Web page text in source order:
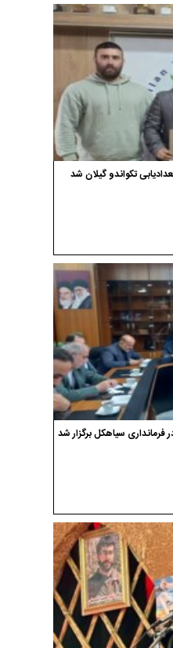
تکواندو گیلان شد
سیاهکل برگزار شد